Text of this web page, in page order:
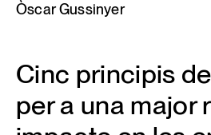
Òscar Gussinyer
Cinc principis
per a una major